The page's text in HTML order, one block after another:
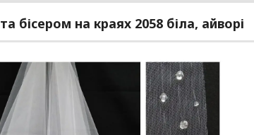
бісером на краях 2058 біла, айворі